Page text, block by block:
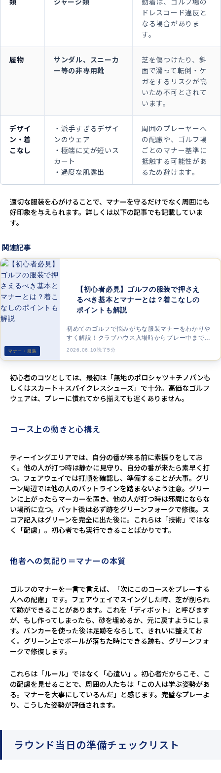
ドレスコード違反と
なる場合がありま
す。
履物
サンダル、スニーカ
ー等の非専用靴
芝を傷つけたり、斜
面で滑って転倒・ケ
ガをするリスクが高
いため不可とされて
います。
デザイ
ン・着
こなし
・派手すぎるデザイ
ンのウェア
・極端に丈が短いス
カート
・過度な肌露出
周囲のプレーヤーへ
の配慮や、ゴルフ場
ごとのマナー基準に
抵触する可能性があ
るため避けます。
適切な服装を心がけることで、マナーを守るだけでなく周囲にも
好印象を与えられます。詳しくは以下の記事でも記載していま
す。
関連記事
マナー・服装
【初心者必見】ゴルフの服装で押さえ
るべき基本とマナーとは？着こなしの
ポイントも解説
初めてのゴルフで悩みがちな服装マナーをわかりや
すく解説！クラブハウス入場時からプレー中までの
適切なドレスコードやNGな着こなし、季節ごとの
2026.06.10読了5分
初心者のコツとしては、最初は「無地のポロシャツ＋チノパンも
しくはスカート＋スパイクレスシューズ」で十分。高価なゴルフ
ウェアは、プレーに慣れてから揃えても遅くありません。
コース上の動きと心構え
ティーイングエリアでは、自分の番が来る前に素振りをしてお
く。他の人が打つ時は静かに見守り、自分の番が来たら素早く打
つ。フェアウェイでは打順を確認し、準備することが大事。グリ
ーン周辺では他の人のパットラインを踏まないよう注意。グリー
ンに上がったらマーカーを置き、他の人が打つ時は邪魔にならな
い場所に立つ。パット後は必ず跡をグリーンフォークで修復。ス
コア記入はグリーンを完全に出た後に。これらは「技術」ではな
く「配慮」。初心者でも実行できることばかりです。
他者への気配り＝マナーの本質
ゴルフのマナーを一言で言えば、「次にこのコースをプレーする
人への配慮」です。フェアウェイでスイングした時、芝が削られ
て跡ができることがあります。これを「ディボット」と呼びます
が、もし作ってしまったら、砂を埋めるか、元に戻すようにしま
す。バンカーを使った後は足跡をならして、きれいに整えてお
く。グリーン上でボールが落ちた時にできる跡も、グリーンフォ
ークで修復します。
これらは「ルール」ではなく「心遣い」。初心者だからこそ、こ
の配慮を見せることで、周囲の人たちは「この人は学ぶ姿勢があ
る。マナーを大事にしているんだ」と感じます。完璧なプレーよ
り、こうした姿勢が評価されます。
ラウンド当日の準備チェックリスト